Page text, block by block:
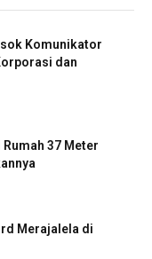
Komunikator
dan
37 Meter
Merajalela di